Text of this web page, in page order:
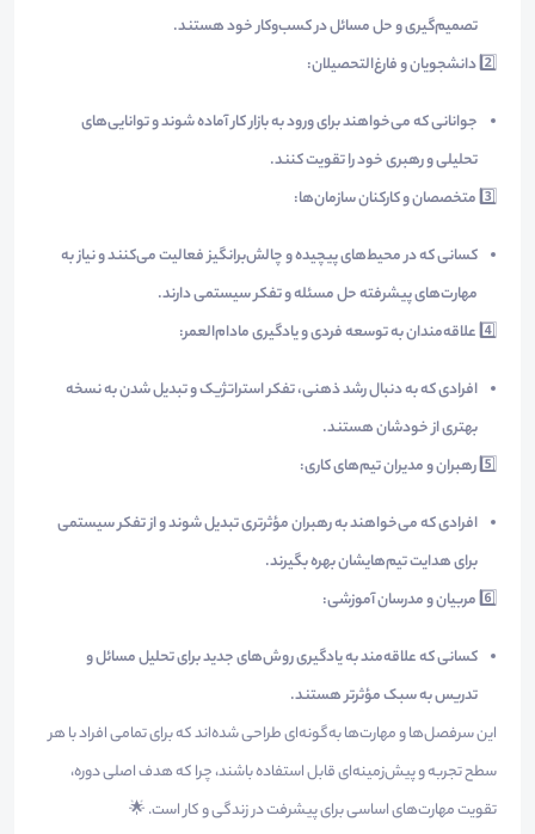
تصمیم‌گیری و حل مسائل در کسب‌وکار خود هستند.
2️⃣دانشجویان و فارغ‌التحصیلان:
جوانانی که می‌خواهند برای ورود به بازار کار آماده شوند و توانایی‌های
تحلیلی و رهبری خود را تقویت کنند.
3️⃣متخصصان و کارکنان سازمان‌ها:
کسانی که در محیط‌های پیچیده و چالش‌برانگیز فعالیت می‌کنند و نیاز به
مهارت‌های پیشرفته حل مسئله و تفکر سیستمی دارند.
4️⃣علاقه‌مندان به توسعه فردی و یادگیری مادام‌العمر:
افرادی که به دنبال رشد ذهنی، تفکر استراتژیک و تبدیل شدن به نسخه
بهتری از خودشان هستند.
5️⃣رهبران و مدیران تیم‌های کاری:
افرادی که می‌خواهند به رهبران مؤثرتری تبدیل شوند و از تفکر سیستمی
برای هدایت تیم‌هایشان بهره بگیرند.
6️⃣مربیان و مدرسان آموزشی:
کسانی که علاقه‌مند به یادگیری روش‌های جدید برای تحلیل مسائل و
تدریس به سبک مؤثرتر هستند.
این سرفصل‌ها و مهارت‌ها به‌گونه‌ای طراحی شده‌اند که برای تمامی افراد با هر
سطح تجربه و پیش‌زمینه‌ای قابل استفاده باشند، چرا که هدف اصلی دوره،
تقویت مهارت‌های اساسی برای پیشرفت در زندگی و کار است. 🌟